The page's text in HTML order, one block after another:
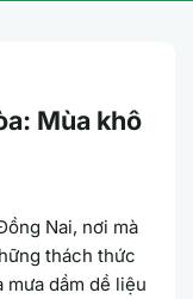
Mùa khô
Nai, nơi mà
thách thức
mưa dầm dề liệu